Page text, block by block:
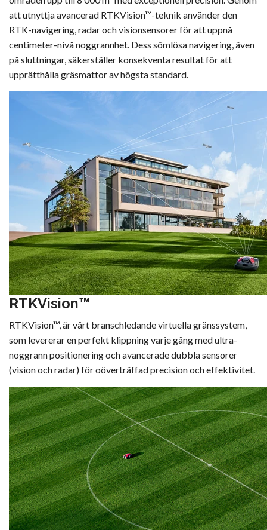
att utnyttja avancerad RTKVision™-teknik använder den
RTK-navigering, radar och visionsensorer för att uppnå
centimeter-nivå noggrannhet. Dess sömlösa navigering, även
på sluttningar, säkerställer konsekventa resultat för att
upprätthålla gräsmattor av högsta standard.
RTKVision™
RTKVision™, är vårt branschledande virtuella gränssystem,
som levererar en perfekt klippning varje gång med ultra-
noggrann positionering och avancerade dubbla sensorer
(vision och radar) för oöverträffad precision och effektivitet.